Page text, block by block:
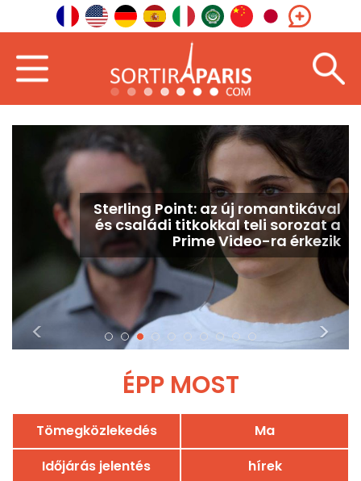
Sötét vizeken: Jason Statham-
főszereplésű blockbuster érkezik a
Netflixre és a HBO Maxra
<
>
ÉPP MOST
Tömegközlekedés
Ma
Időjárás jelentés
hírek